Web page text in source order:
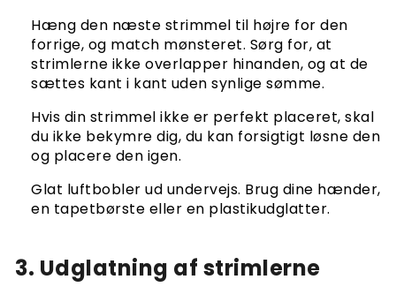
Hæng den næste strimmel til højre for den
forrige, og match mønsteret. Sørg for, at
strimlerne ikke overlapper hinanden, og at de
sættes kant i kant uden synlige sømme.
Hvis din strimmel ikke er perfekt placeret, skal
du ikke bekymre dig, du kan forsigtigt løsne den
og placere den igen.
Glat luftbobler ud undervejs. Brug dine hænder,
en tapetbørste eller en plastikudglatter.
3. Udglatning af strimlerne